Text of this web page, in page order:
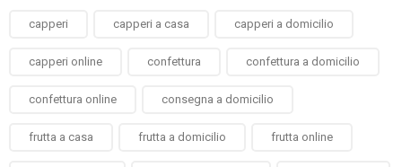
capperi capperi a casa capperi a domicilio
capperi online confettura confettura a domicilio
confettura online consegna a domicilio
frutta a casa frutta a domicilio frutta online